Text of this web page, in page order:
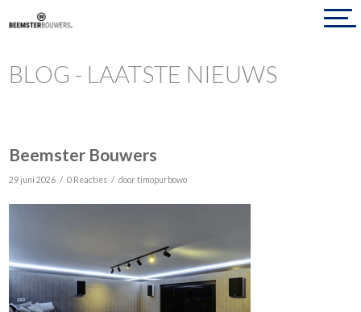
BLOG - LAATSTE NIEUWS
Beemster Bouwers
29 juni 2026 / 0 Reacties / doortimopurbowo